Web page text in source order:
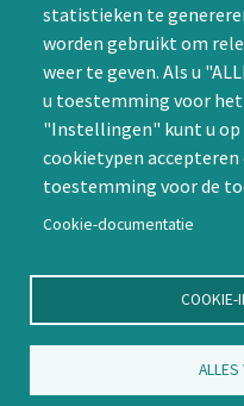
statistieken te
worden gebruikt om
weer te geven. Als u
u toestemming voor het
"Instellingen" kunt u
cookietypen accepteren
toestemming voor de
Cookie-documentatie
COOKIE-
ALLES
Contact
Nienoord 5, 1112 XE Diemen
info@ntvp.nl
SNSBNL2A te Utrecht